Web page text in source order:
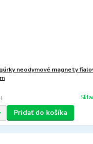
neodymové magnety
Pridať do košíka